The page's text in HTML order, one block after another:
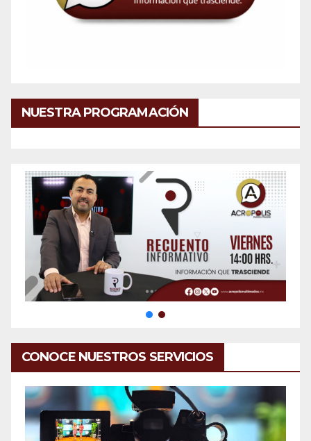
NUESTRA PROGRAMACIÓN
CONOCE NUESTROS SERVICIOS